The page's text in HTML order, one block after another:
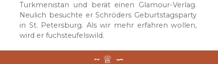
Turkmenistan und berät einen Glamour-Verlag.
Neulich besuchte er Schröders Geburtstagsparty
in St. Petersburg. Als wir mehr erfahren wollen,
wird er fuchsteufelswild.